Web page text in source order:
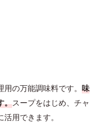
の万能調味料です。 味
。スープをはじめ、チャ
用できます。